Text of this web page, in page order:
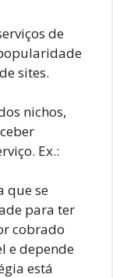
de
sites.
nichos,
Ex.:
que se
para ter
cobrado
e depende
está